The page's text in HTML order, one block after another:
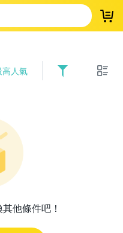
登
高人氣
他條件吧！